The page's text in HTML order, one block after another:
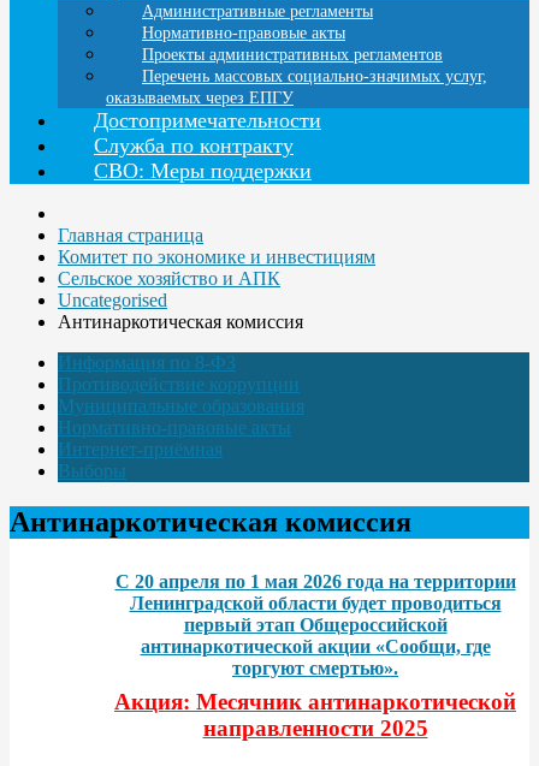
Административные регламенты
Нормативно-правовые акты
Проекты административных регламентов
Перечень массовых социально-значимых услуг,
оказываемых через ЕПГУ
Достопримечательности
Служба по контракту
СВО: Меры поддержки
Главная страница
Комитет по экономике и инвестициям
Сельское хозяйство и АПК
Uncategorised
Антинаркотическая комиссия
Информация по 8-ФЗ
Противодействие коррупции
Муниципальные образования
Нормативно-правовые акты
Интернет-приёмная
Выборы
Антинаркотическая комиссия
С 20 апреля по 1 мая 2026 года на территории
Ленинградской области будет проводиться
первый этап Общероссийской
антинаркотической акции «Сообщи, где
торгуют смертью».
Акция: Месячник антинаркотической
направленности 2025